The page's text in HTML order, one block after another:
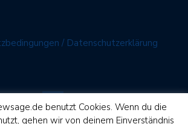
/ Datenschutzerklärung
benutzt Cookies. Wenn du die
gehen wir von deinem Einverständnis